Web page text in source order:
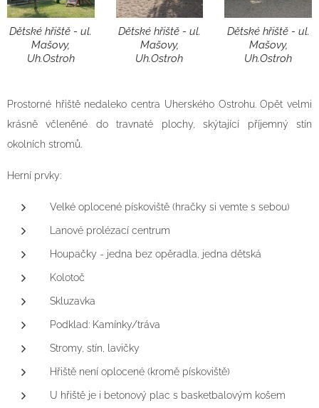
Dětské hřiště - ul.
Mašovy,
Uh.Ostroh
Dětské hřiště - ul.
Mašovy,
Uh.Ostroh
Dětské hřiště - ul.
Mašovy,
Uh.Ostroh
Prostorné hřiště nedaleko centra Uherského Ostrohu. Opět velmi
krásně včleněné do travnaté plochy, skýtající příjemný stín
okolních stromů.
Herní prvky:
Velké oplocené pískoviště (hračky si vemte s sebou)
Lanové prolézací centrum
Houpačky - jedna bez opěradla, jedna dětská
Kolotoč
Skluzavka
Podklad: Kamínky/tráva
Stromy, stín, lavičky
Hřiště není oplocené (kromě pískoviště)
U hřiště je i betonový plac s basketbalovým košem